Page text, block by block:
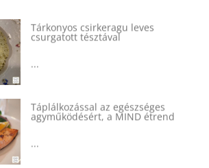
Tárkonyos csirkeragu leves
csurgatott tésztával
Táplálkozással az egészséges
agyműködésért, a MIND étrend